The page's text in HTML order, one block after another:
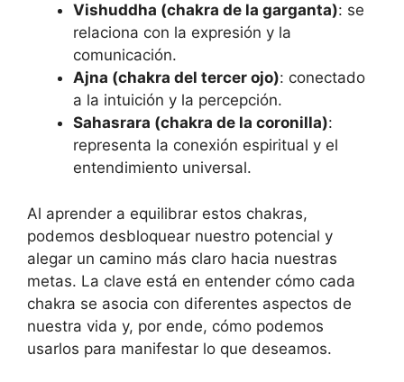
Vishuddha (chakra de la garganta): se
relaciona con la expresión y la
comunicación.
Ajna (chakra del tercer ojo): conectado
a la intuición y la percepción.
Sahasrara (chakra de la coronilla):
representa la conexión espiritual y el
entendimiento universal.
Al aprender a equilibrar estos chakras,
podemos desbloquear nuestro potencial y
alegar un camino más claro hacia nuestras
metas. La clave está en entender cómo cada
chakra se asocia con diferentes aspectos de
nuestra vida y, por ende, cómo podemos
usarlos para manifestar lo que deseamos.